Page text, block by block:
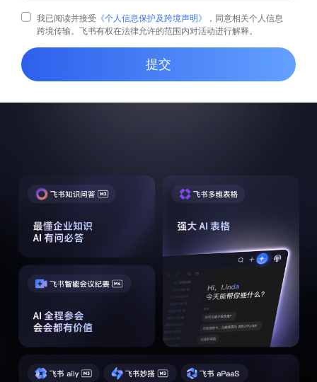
我已阅读并接受 《个人信息保护及跨境声明》
，同意相关个人信息
跨境传输。飞书有权在法律允许的范围内对活动进行解释。
提交